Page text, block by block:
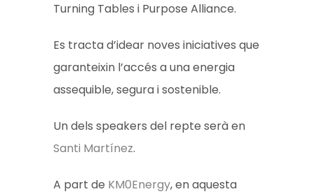
Turning Tables i Purpose Alliance.
Es tracta d’idear noves iniciatives que
garanteixin l’accés a una energia
assequible, segura i sostenible.
Un dels speakers del repte serà en
Santi Martínez.
A part de KM0Energy, en aquesta